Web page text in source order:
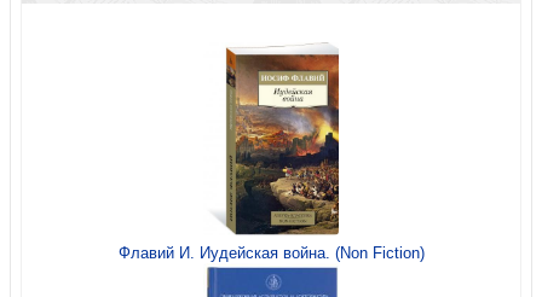
Ратные подвиги православного духовенства
Флавий И. Иудейская война. (Non Fiction)